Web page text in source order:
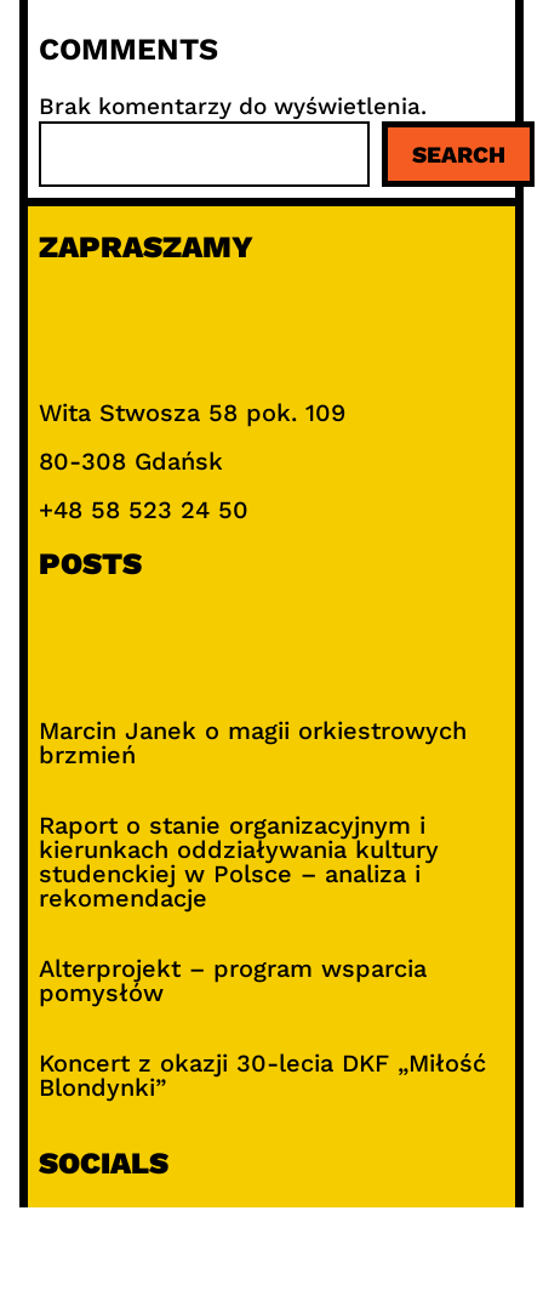
COMMENTS
Brak komentarzy do wyświetlenia.
u
a
SEARCH
ZAPRASZAMY
Wita Stwosza 58 pok. 109
80-308 Gdańsk
+48 58 523 24 50
POSTS
Marcin Janek o magii orkiestrowych
brzmień
Raport o stanie organizacyjnym i
kierunkach oddziaływania kultury
studenckiej w Polsce – analiza i
rekomendacje
Alterprojekt – program wsparcia
pomysłów
Koncert z okazji 30-lecia DKF „Miłość
Blondynki”
SOCIALS